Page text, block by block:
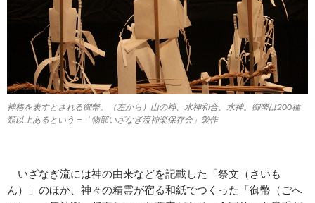
神格を表すとされる御幣。（左から）山の神、水神和合、水神。御幣は200種
類以上あるという＝「物部いざなぎ流神楽保存会」製作
いざなぎ流には神の由来などを記載した「祭文（さいも
ん）」のほか、神々の精霊が宿る和紙でつくった「御幣（ごへ